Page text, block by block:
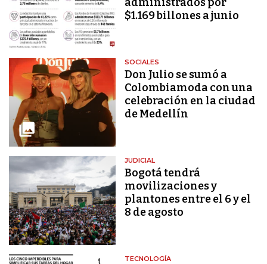
$1.169 billones a junio
SOCIALES
Don Julio se sumó a
Colombiamoda con una
celebración en la ciudad
de Medellín
JUDICIAL
Bogotá tendrá
movilizaciones y
plantones entre el 6 y el
8 de agosto
TECNOLOGÍA